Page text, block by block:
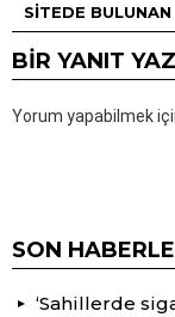
SITEDE BULUNAN
BIR YANIT
Yorum yapabilmek
SON
‘Sahillerde